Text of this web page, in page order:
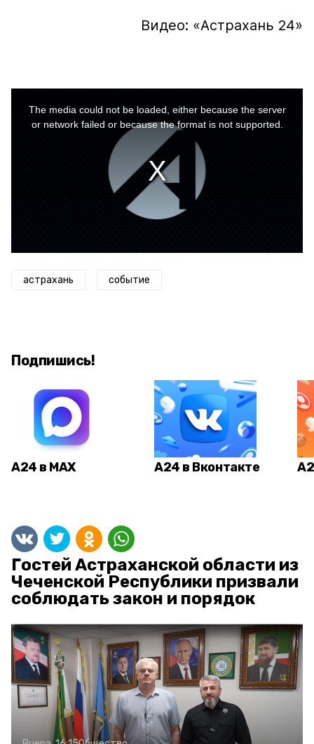
Видео: «Астрахань 24»
The media could not be loaded, either because the server
or network failed or because the format is not supported.
астрахань событие
Подпишись!
А24 в MAX А24 в Вконтакте
Гостей Астраханской области из
Чеченской Республики призвали
соблюдать закон и порядок